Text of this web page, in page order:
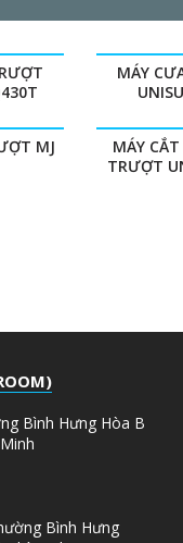
MÁY
MJ
MÁY
TRƯỢT
Bình Hưng Hòa B
Bình Hưng